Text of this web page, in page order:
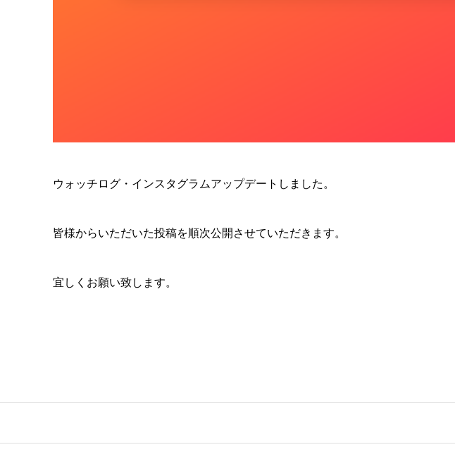
ウォッチログ・インスタグラムアップデートしました。
皆様からいただいた投稿を順次公開させていただきます。
宜しくお願い致します。